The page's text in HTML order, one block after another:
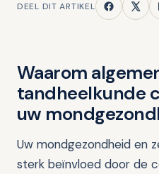
DEEL DIT ARTIKEL
Waarom
tandheelkunde
uw
Uw mondgezondheid en
sterk beïnvloed door de